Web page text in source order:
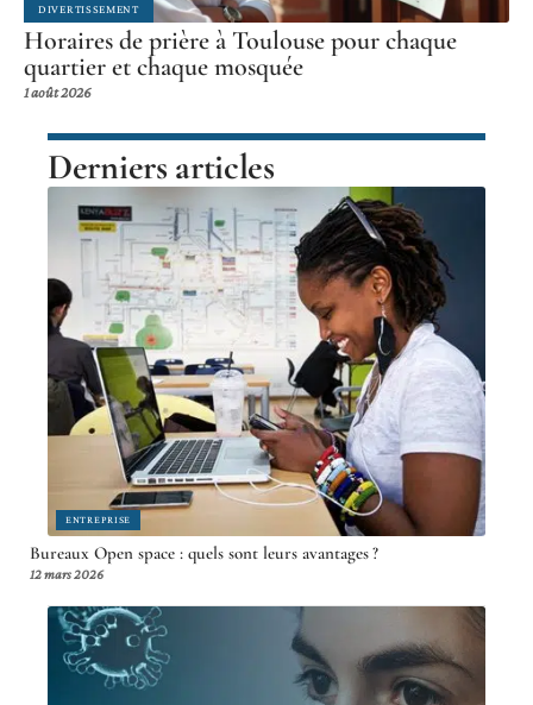
DIVERTISSEMENT
Horaires de prière à Toulouse pour chaque
quartier et chaque mosquée
1 août 2026
Derniers articles
ENTREPRISE
Bureaux Open space : quels sont leurs avantages ?
12 mars 2026